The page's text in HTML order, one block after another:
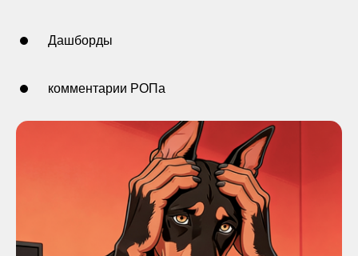
Дашборды
комментарии РОПа